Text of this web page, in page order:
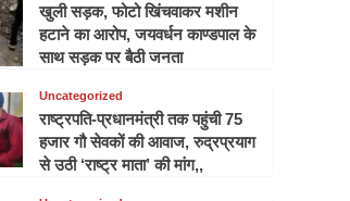
खुली सड़क, फोटो खिंचवाकर मशीन
हटाने का आरोप, जयवर्धन काण्डपाल के
साथ सड़क पर बैठी जनता
Uncategorized
राष्ट्रपति-प्रधानमंत्री तक पहुंची 75
हजार गौ सेवकों की आवाज, रुद्रप्रयाग
से उठी ‘राष्ट्र माता’ की मांग,,